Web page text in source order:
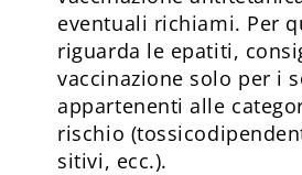
eventuali richiami. Per
riguarda le epatiti,
vaccinazione solo per i
appartenenti alle
rischio
sitivi, ecc.).